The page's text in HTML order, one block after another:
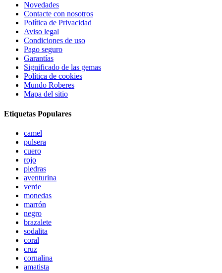
Novedades
Contacte con nosotros
Política de Privacidad
Aviso legal
Condiciones de uso
Pago seguro
Garantías
Significado de las gemas
Política de cookies
Mundo Roberes
Mapa del sitio
Etiquetas Populares
camel
pulsera
cuero
rojo
piedras
aventurina
verde
monedas
marrón
negro
brazalete
sodalita
coral
cruz
cornalina
amatista